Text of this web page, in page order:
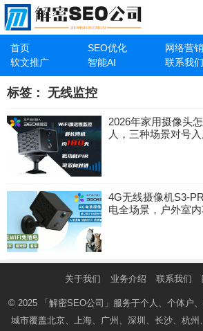
首页 SEO优化 网络营销
软文推广
智能AI 联系我们
标签： 无线监控
2026年家用摄像头
人，三种场景对号
4G无线摄像机S3-
电全场景，户外室
关于我们 业务介绍 联系我们
© 2025 「解密SEO公司」 服务于个人、个体户
城市覆盖北京、上海、广州、深圳、长沙、杭州